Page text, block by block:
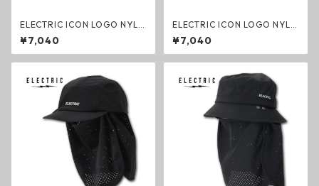
ELECTRIC ICON LOGO NYLO
N CAP BLACK ナイロンキャッ
プ ブラック 帽子 撥水 エレク
トリック グッズ
¥7,040
ELECTRIC ICON LOGO NYLO
N CAP LIGHT GREY ナイロン
キャップ ライトグレー 帽子 撥
水 エレクトリック グッズ
¥7,040